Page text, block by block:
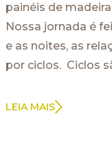
painéis de
Nossa jornada é
e as noites, as
por ciclos. Ciclos
LEIA MAIS